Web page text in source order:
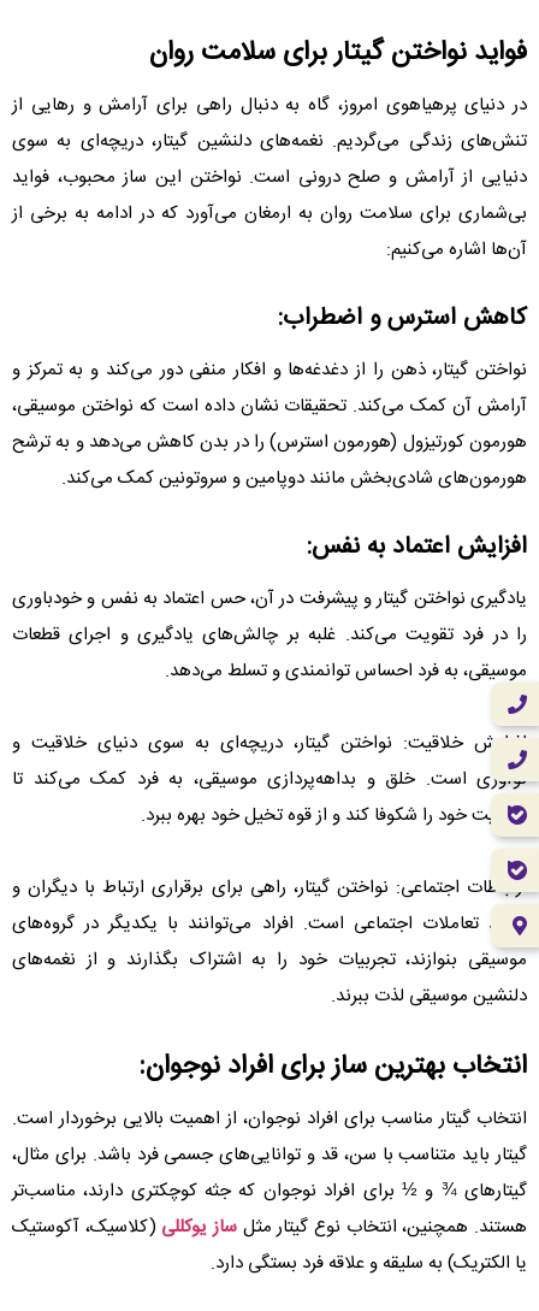
فواید نواختن گیتار برای سلامت روان
در دنیای پرهیاهوی امروز، گاه به دنبال راهی برای آرامش و رهایی از
تنش‌های زندگی می‌گردیم. نغمه‌های دلنشین گیتار، دریچه‌ای به سوی
دنیایی از آرامش و صلح درونی است. نواختن این ساز محبوب، فواید
بی‌شماری برای سلامت روان به ارمغان می‌آورد که در ادامه به برخی از
آن‌ها اشاره می‌کنیم:
کاهش استرس و اضطراب:
نواختن گیتار، ذهن را از دغدغه‌ها و افکار منفی دور می‌کند و به تمرکز و
آرامش آن کمک می‌کند. تحقیقات نشان داده است که نواختن موسیقی،
هورمون کورتیزول (هورمون استرس) را در بدن کاهش می‌دهد و به ترشح
هورمون‌های شادی‌بخش مانند دوپامین و سروتونین کمک می‌کند.
افزایش اعتماد به نفس:
یادگیری نواختن گیتار و پیشرفت در آن، حس اعتماد به نفس و خودباوری
را در فرد تقویت می‌کند. غلبه بر چالش‌های یادگیری و اجرای قطعات
موسیقی، به فرد احساس توانمندی و تسلط می‌دهد.
افزایش خلاقیت: نواختن گیتار، دریچه‌ای به سوی دنیای خلاقیت و
نوآوری است. خلق و بداهه‌پردازی موسیقی، به فرد کمک می‌کند تا
خلاقیت خود را شکوفا کند و از قوه تخیل خود بهره ببرد.
ارتباطات اجتماعی: نواختن گیتار، راهی برای برقراری ارتباط با دیگران و
ایجاد تعاملات اجتماعی است. افراد می‌توانند با یکدیگر در گروه‌های
موسیقی بنوازند، تجربیات خود را به اشتراک بگذارند و از نغمه‌های
دلنشین موسیقی لذت ببرند.
انتخاب بهترین ساز برای افراد نوجوان:
انتخاب گیتار مناسب برای افراد نوجوان، از اهمیت بالایی برخوردار است.
گیتار باید متناسب با سن، قد و توانایی‌های جسمی فرد باشد. برای مثال،
گیتارهای ¾ و ½ برای افراد نوجوان که جثه کوچکتری دارند، مناسب‌تر
هستند. همچنین، انتخاب نوع گیتار مثل ساز یوکللی (کلاسیک، آکوستیک
یا الکتریک) به سلیقه و علاقه فرد بستگی دارد.